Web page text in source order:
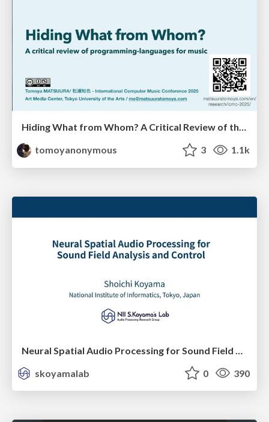
Hiding What from Whom? A Critical Review of the History of Programming languages for Music
tomoyanonymous
3 1.1k
skoyamalab
0 390